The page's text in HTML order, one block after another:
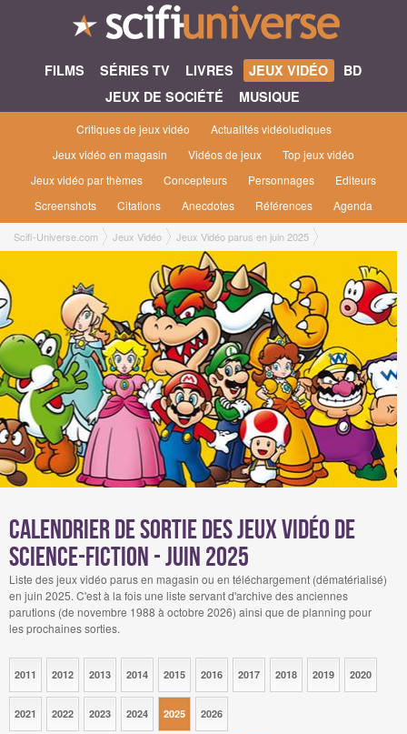
FILMS SÉRIES TV LIVRES JEUX VIDÉO
BD
JEUX DE SOCIÉTÉ
MUSIQUE
Critiques de jeux vidéo
Actualités vidéoludiques
Jeux vidéo en magasin
Vidéos de jeux
Top jeux vidéo
Jeux vidéo par thèmes
Concepteurs Personnages
Editeurs
Screenshots
Citations Anecdotes Références Agenda
Scifi-Universe.com Jeux Vidéo Jeux Vidéo parus en juin 2025
Calendrier de sortie des jeux vidéo de
science-fiction - juin 2025
Liste des jeux vidéo parus en magasin ou en téléchargement (dématérialisé)
en juin 2025. C'est à la fois une liste servant d'archive des anciennes
parutions (de novembre 1988 à octobre 2026) ainsi que de planning pour
les prochaines sorties.
2011 2012 2013 2014 2015 2016 2017 2018 2019 2020
2021 2022 2023 2024 2025 2026